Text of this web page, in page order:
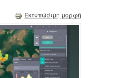
Εκτυπώσιμη μορφή